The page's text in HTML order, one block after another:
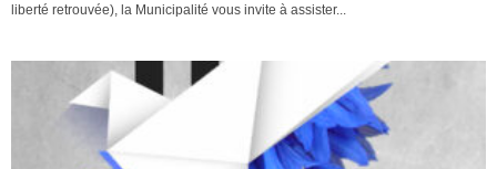
liberté retrouvée), la Municipalité vous invite à assister...